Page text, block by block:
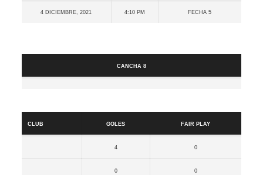
4 diciembre, 2021 4:10 pm Fecha 5
Cancha 8
Club
Goles Fair Play
4 0
0 0